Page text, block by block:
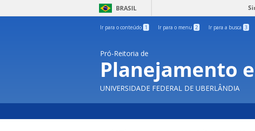
BRASIL
Ir para o conteúdo 1 Ir para o menu 2 Ir para a busca 3
Pró-Reitoria de
Planejamento
UNIVERSIDADE FEDERAL DE UBERLÂNDIA